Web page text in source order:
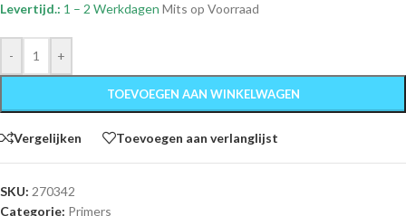
Levertijd.: 1 – 2 Werkdagen Mits op Voorraad
- +
TOEVOEGEN AAN WINKELWAGEN
Vergelijken Toevoegen aan verlanglijst
SKU: 270342
Categorie: Primers